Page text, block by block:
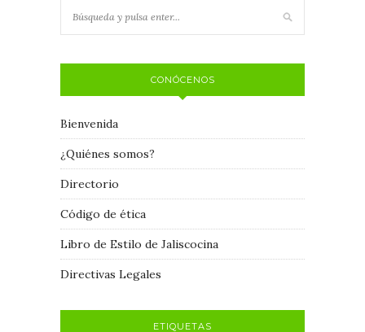
CONÓCENOS
Bienvenida
¿Quiénes somos?
Directorio
Código de ética
Libro de Estilo de Jaliscocina
Directivas Legales
ETIQUETAS